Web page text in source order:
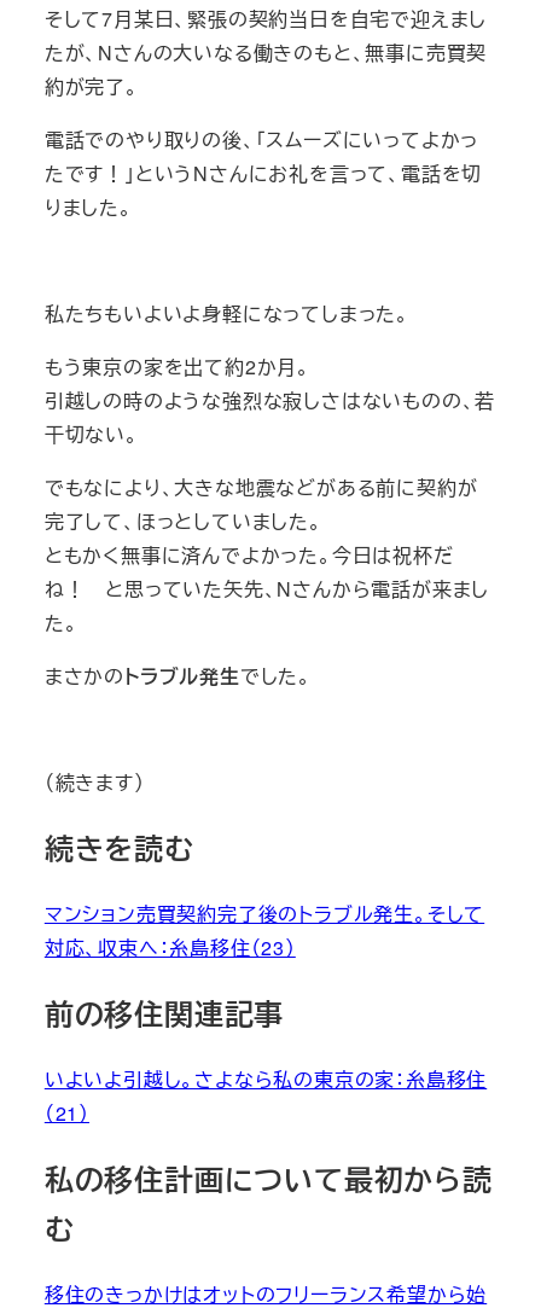
そして7月某日、緊張の契約当日を自宅で迎えまし
たが、Nさんの大いなる働きのもと、無事に売買契
約が完了。
電話でのやり取りの後、「スムーズにいってよかっ
たです！」というNさんにお礼を言って、電話を切
りました。
私たちもいよいよ身軽になってしまった。
もう東京の家を出て約2か月。
引越しの時のような強烈な寂しさはないものの、若
干切ない。
でもなにより、大きな地震などがある前に契約が
完了して、ほっとしていました。
ともかく無事に済んでよかった。今日は祝杯だ
ね！ と思っていた矢先、Nさんから電話が来まし
た。
まさかのトラブル発生でした。
（続きます）
続きを読む
マンション売買契約完了後のトラブル発生。そして
対応、収束へ：糸島移住（23）
前の移住関連記事
いよいよ引越し。さよなら私の東京の家：糸島移住
（21）
私の移住計画について最初から読
む
移住のきっかけはオットのフリーランス希望から始